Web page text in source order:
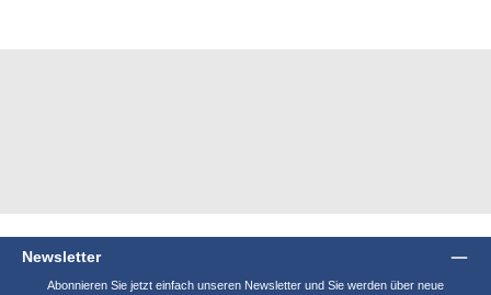
Newsletter
Abonnieren Sie jetzt einfach unseren Newsletter und Sie werden über neue